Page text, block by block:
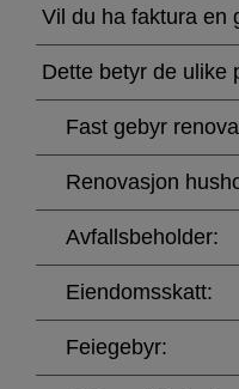
for
kommunale
avgifter
Vil du ha faktura en
Dette betyr de ulike
Fast gebyr
Renovasjon
Avfallsbeholder:
Eiendomsskatt:
Feiegebyr: